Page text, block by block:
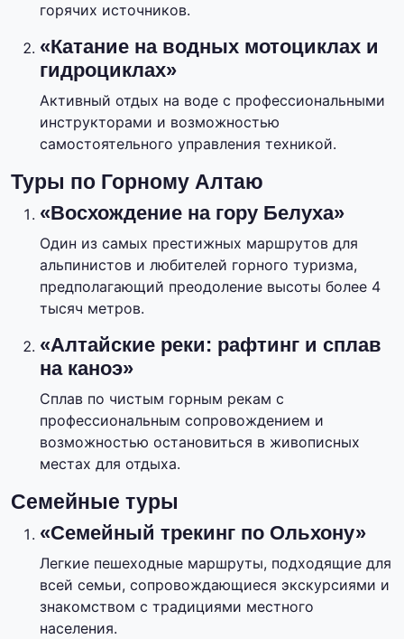
горячих источников.
«Катание на водных мотоциклах и
гидроциклах»
Активный отдых на воде с профессиональными
инструкторами и возможностью
самостоятельного управления техникой.
Туры по Горному Алтаю
«Восхождение на гору Белуха»
Один из самых престижных маршрутов для
альпинистов и любителей горного туризма,
предполагающий преодоление высоты более 4
тысяч метров.
«Алтайские реки: рафтинг и сплав
на каноэ»
Сплав по чистым горным рекам с
профессиональным сопровождением и
возможностью остановиться в живописных
местах для отдыха.
Семейные туры
«Семейный трекинг по Ольхону»
Легкие пешеходные маршруты, подходящие для
всей семьи, сопровождающиеся экскурсиями и
знакомством с традициями местного
населения.